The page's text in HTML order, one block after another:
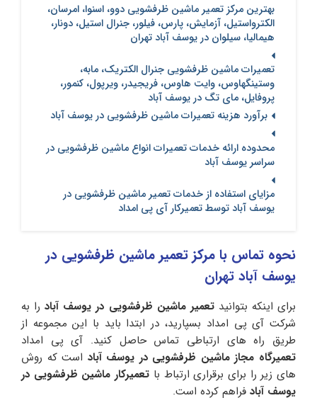
بهترین مرکز تعمیر ماشین ظرفشویی دوو، اسنوا، امرسان،
الکترواستیل، آزمایش، پارس، فیلور، جنرال استیل، دونار،
هیمالیا، سیلوان در یوسف آباد تهران
تعمیرات ماشین ظرفشویی جنرال الکتریک، مابه،
وستینگهاوس، وایت هاوس، فریجیدر، ویرپول، کنمور،
پروفایل، مای تگ در یوسف آباد
برآورد هزینه تعمیرات ماشین ظرفشویی در یوسف آباد
محدوده ارائه خدمات تعمیرات انواع ماشین ظرفشویی در
سراسر یوسف آباد
مزایای استفاده از خدمات تعمیر ماشین ظرفشویی در
یوسف آباد توسط تعمیرکار آی پی امداد
نحوه تماس با مرکز تعمیر ماشین ظرفشویی در
یوسف آباد تهران
برای اینکه بتوانیدتعمیر ماشین ظرفشویی در یوسف آباد را به
شرکت آی پی امداد بسپارید، در ابتدا باید با این مجموعه از
طریق راه های ارتباطی تماس حاصل کنید. آی پی امداد
تعمیرگاه مجاز ماشین ظرفشویی در یوسف آباد است که روش
های زیر را برای برقراری ارتباط با تعمیرکار ماشین ظرفشویی در
یوسف آباد فراهم کرده است.